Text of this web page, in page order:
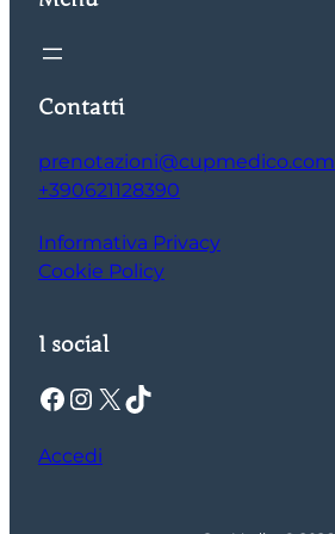
Contatti
prenotazioni@cupmedico.com
+390621128390
Informativa Privacy
Cookie Policy
I social
Facebook Instagram X TikTok
Accedi